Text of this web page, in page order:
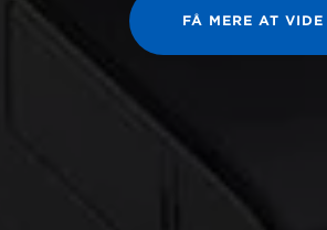
FÅ MERE AT VIDE